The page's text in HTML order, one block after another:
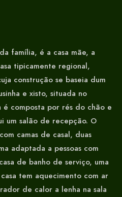
família, é a casa mãe, a
tipicamente regional,
construção se baseia dum
e xisto, situada no
é composta por rés do chão e
um salão de recepção. O
camas de casal, duas
adaptada a pessoas com
de banho de serviço, uma
tem aquecimento com ar
de calor a lenha na sala